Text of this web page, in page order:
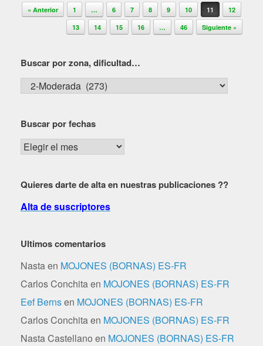
Navegador de artículos
« Anterior 1 … 6 7 8 9 10 11
12
13
14 15 16 … 46 Siguiente »
Buscar por zona, dificultad…
Buscar
por
dificultad…
Buscar por fechas
Buscar
por
Quieres darte de alta en nuestras publicaciones ??
Alta de suscriptores
Ultimos comentarios
Nastaen MOJONES (BORNAS) ES-FR
Carlos Conchitaen MOJONES (BORNAS) ES-FR
Eef Bernsen MOJONES (BORNAS) ES-FR
Carlos Conchitaen MOJONES (BORNAS) ES-FR
Nasta Castellano en MOJONES (BORNAS) ES-FR